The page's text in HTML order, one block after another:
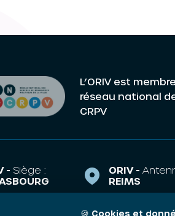
L’ORIV est
réseau national
CRPV
- Siège :
STRASBOURG
ORIV -
REIMS
Eisenhower
🍪 Cookies et